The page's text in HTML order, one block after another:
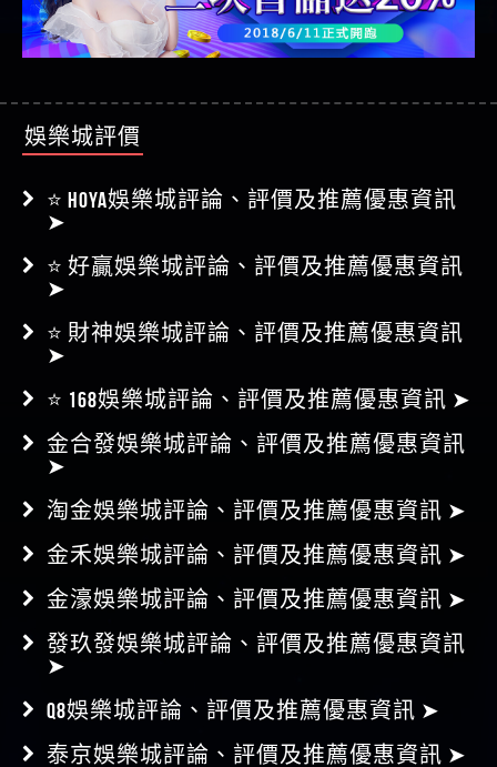
⭐ HOYA娛樂城評論、評價及推薦優惠資訊
➤
⭐ 好贏娛樂城評論、評價及推薦優惠資訊
➤
⭐ 財神娛樂城評論、評價及推薦優惠資訊
➤
⭐ 168娛樂城評論、評價及推薦優惠資訊 ➤
金合發娛樂城評論、評價及推薦優惠資訊
➤
淘金娛樂城評論、評價及推薦優惠資訊 ➤
金禾娛樂城評論、評價及推薦優惠資訊 ➤
金濠娛樂城評論、評價及推薦優惠資訊 ➤
發玖發娛樂城評論、評價及推薦優惠資訊
➤
Q8娛樂城評論、評價及推薦優惠資訊 ➤